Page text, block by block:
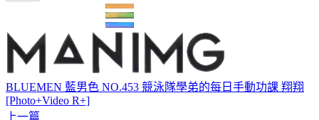
BLUEMEN 藍男色 NO.453 競泳隊學弟的每日手動功課 翔翔
[Photo+Video R+]
上一篇